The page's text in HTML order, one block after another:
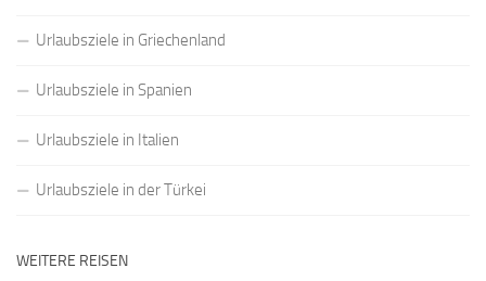
Urlaubsziele in Griechenland
Urlaubsziele in Spanien
Urlaubsziele in Italien
Urlaubsziele in der Türkei
WEITERE REISEN